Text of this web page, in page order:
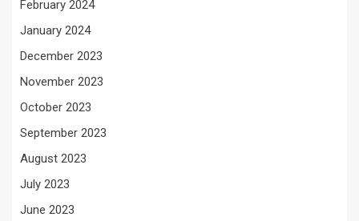
February 2024
January 2024
December 2023
November 2023
October 2023
September 2023
August 2023
July 2023
June 2023